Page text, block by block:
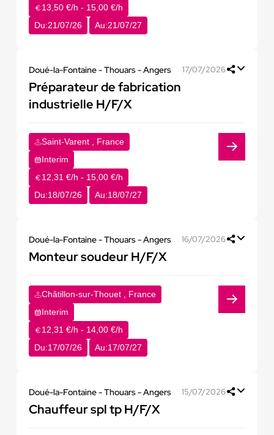
13,50 €/h - 15,00 €/h
Du:21/07/26 Au:21/07/27
Doué-la-Fontaine - Thouars - Angers 17/07/2026
Préparateur de fabrication
industrielle H/F/X
Saint-Varent , France
Interim
12,31 €/h - 15,00 €/h
Du:18/07/26 Au:18/07/27
Doué-la-Fontaine - Thouars - Angers 16/07/2026
Monteur soudeur H/F/X
Châtillon-sur-Thouet , France
Interim
12,31 €/h - 14,00 €/h
Du:17/07/26 Au:17/07/27
Doué-la-Fontaine - Thouars - Angers 15/07/2026
Chauffeur spl tp H/F/X